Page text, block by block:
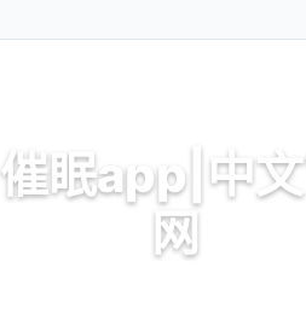
催眠app|中
网